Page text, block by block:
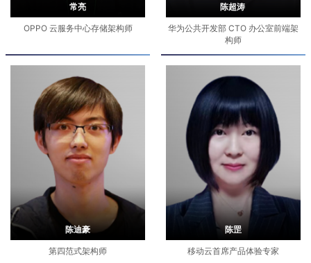
常亮
OPPO 云服务中心存储架构师
陈超涛
华为公共开发部 CTO 办公室前端架
构师
陈迪豪
第四范式架构师
陈罡
移动云首席产品体验专家